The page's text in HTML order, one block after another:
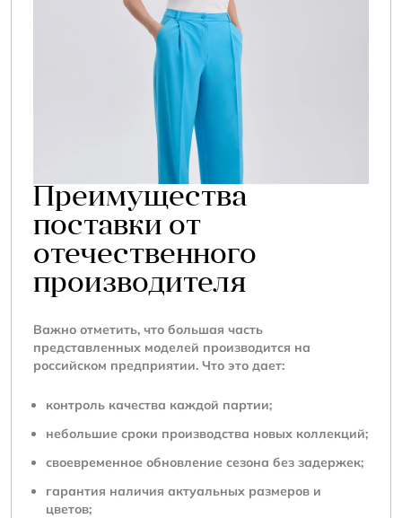
Преимущества
поставки от
отечественного
производителя
Важно отметить, что большая часть
представленных моделей производится на
российском предприятии. Что это дает:
контроль качества каждой партии;
небольшие сроки производства новых коллекций;
своевременное обновление сезона без задержек;
гарантия наличия актуальных размеров и
цветов;